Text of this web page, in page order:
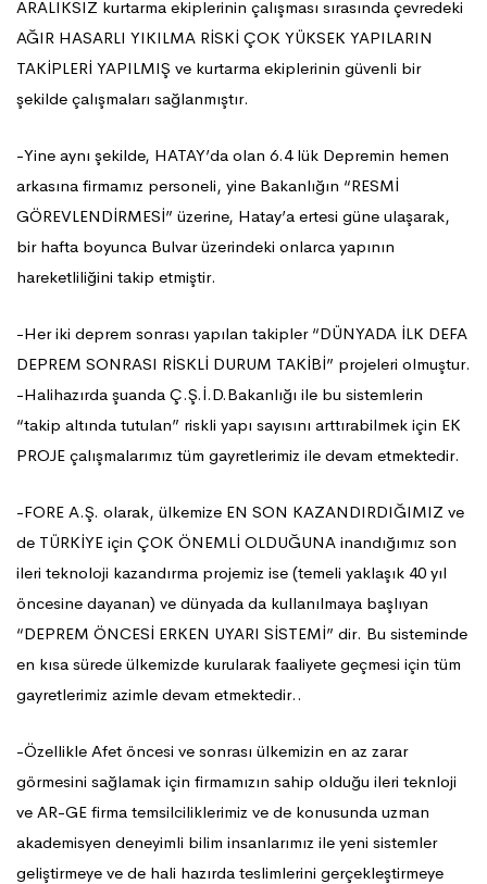
ARALIKSIZ kurtarma ekiplerinin çalışması sırasında çevredeki
AĞIR HASARLI YIKILMA RİSKİ ÇOK YÜKSEK YAPILARIN
TAKİPLERİ YAPILMIŞ ve kurtarma ekiplerinin güvenli bir
şekilde çalışmaları sağlanmıştır.
-Yine aynı şekilde, HATAY’da olan 6.4 lük Depremin hemen
arkasına firmamız personeli, yine Bakanlığın “RESMİ
GÖREVLENDİRMESİ” üzerine, Hatay’a ertesi güne ulaşarak,
bir hafta boyunca Bulvar üzerindeki onlarca yapının
hareketliliğini takip etmiştir.
-Her iki deprem sonrası yapılan takipler “DÜNYADA İLK DEFA
DEPREM SONRASI RİSKLİ DURUM TAKİBİ” projeleri olmuştur.
-Halihazırda şuanda Ç.Ş.İ.D.Bakanlığı ile bu sistemlerin
“takip altında tutulan” riskli yapı sayısını arttırabilmek için EK
PROJE çalışmalarımız tüm gayretlerimiz ile devam etmektedir.
-FORE A.Ş. olarak, ülkemize EN SON KAZANDIRDIĞIMIZ ve
de TÜRKİYE için ÇOK ÖNEMLİ OLDUĞUNA inandığımız son
ileri teknoloji kazandırma projemiz ise (temeli yaklaşık 40 yıl
öncesine dayanan) ve dünyada da kullanılmaya başlıyan
“DEPREM ÖNCESİ ERKEN UYARI SİSTEMİ” dir. Bu sisteminde
en kısa sürede ülkemizde kurularak faaliyete geçmesi için tüm
gayretlerimiz azimle devam etmektedir..
-Özellikle Afet öncesi ve sonrası ülkemizin en az zarar
görmesini sağlamak için firmamızın sahip olduğu ileri teknloji
ve AR-GE firma temsilciliklerimiz ve de konusunda uzman
akademisyen deneyimli bilim insanlarımız ile yeni sistemler
geliştirmeye ve de hali hazırda teslimlerini gerçekleştirmeye